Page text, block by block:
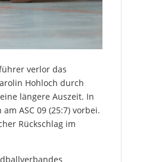
verlor das
Hohloch durch
längere Auszeit. In
ASC 09 (25:7) vorbei.
Rückschlag im